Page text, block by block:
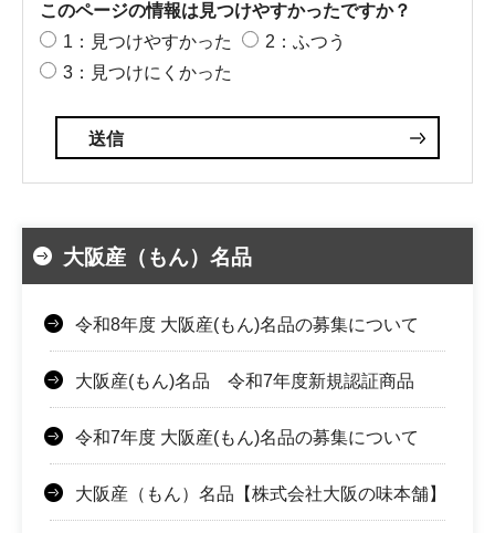
このページの情報は見つけやすかったですか？
1：見つけやすかった
2：ふつう
3：見つけにくかった
大阪産（もん）名品
令和8年度 大阪産(もん)名品の募集について
大阪産(もん)名品 令和7年度新規認証商品
令和7年度 大阪産(もん)名品の募集について
大阪産（もん）名品【株式会社大阪の味本舗】